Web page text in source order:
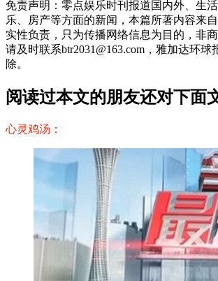
免责声明：零点娱乐时刊报道国内外、生
乐、房产等方面的新闻，本篇所著内容来
实性负责，只为传播网络信息为目的，非
请及时联系btr2031@163.com，雅加达环球
除。
阅读过本文的朋友还对下面
心灵鸡汤：